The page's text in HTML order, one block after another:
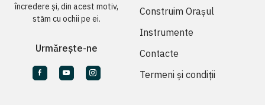
încredere și, din acest motiv,
stăm cu ochii pe ei.
Urmărește-ne
Construim Orașul
Instrumente
Contacte
Termeni și condiții